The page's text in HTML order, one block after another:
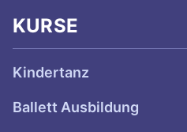
r
ä
g
e
KURSE
Kindertanz
Ballett Ausbildung